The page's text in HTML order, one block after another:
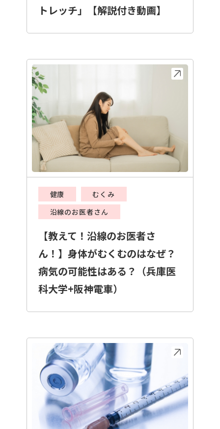
トレッチ」【解説付き動画】
健康
むくみ
沿線のお医者さん
【教えて！沿線のお医者さ
ん！】身体がむくむのはなぜ？
病気の可能性はある？（兵庫医
科大学+阪神電車）